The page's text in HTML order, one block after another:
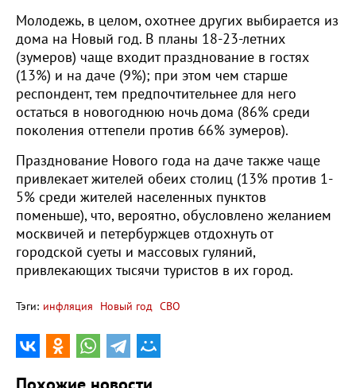
Молодежь, в целом, охотнее других выбирается из
дома на Новый год. В планы 18-23-летних
(зумеров) чаще входит празднование в гостях
(13%) и на даче (9%); при этом чем старше
респондент, тем предпочтительнее для него
остаться в новогоднюю ночь дома (86% среди
поколения оттепели против 66% зумеров).
Празднование Нового года на даче также чаще
привлекает жителей обеих столиц (13% против 1-
5% среди жителей населенных пунктов
поменьше), что, вероятно, обусловлено желанием
москвичей и петербуржцев отдохнуть от
городской суеты и массовых гуляний,
привлекающих тысячи туристов в их город.
Тэги: инфляция Новый год СВО